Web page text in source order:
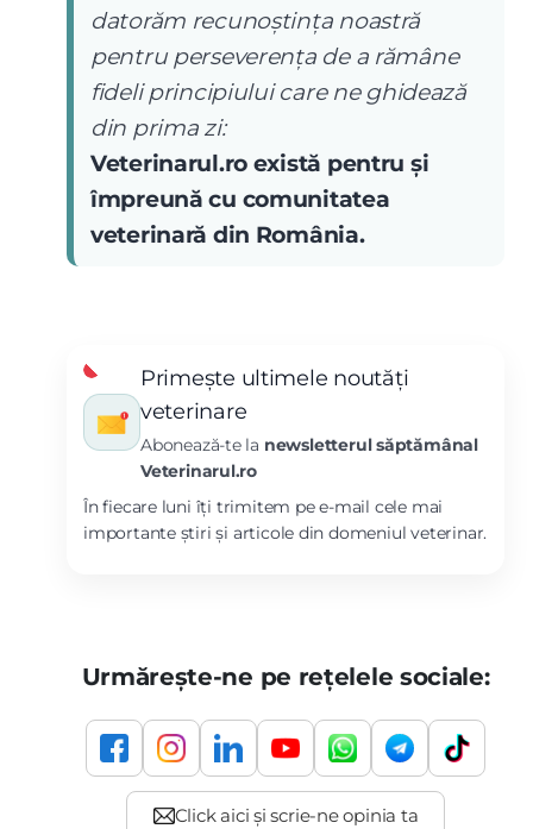
datorăm recunoștința noastră
pentru perseverența de a rămâne
fideli principiului care ne ghidează
din prima zi:
Veterinarul.ro există pentru și
împreună cu comunitatea
veterinară din România.
Primește ultimele noutăți
veterinare
Abonează-te la newsletterul săptămânal
Veterinarul.ro
În fiecare luni îți trimitem pe e-mail cele mai
importante știri și articole din domeniul veterinar.
Urmărește-ne pe rețelele sociale: